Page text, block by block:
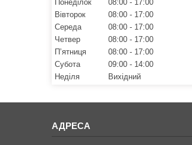
Понеділок 08:00
17:00
Вівторок
08:00
17:00
Середа
08:00
17:00
Четвер
08:00
17:00
Пʼятниця
08:00
17:00
Субота
09:00
14:00
Неділя
Вихідний